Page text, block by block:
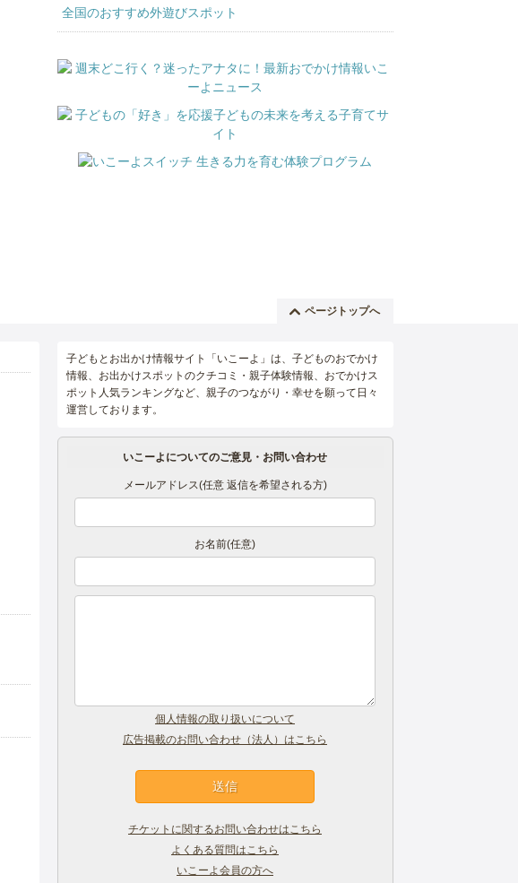
全国のおすすめ外遊びスポット
ページトップへ
子どもとお出かけ情報サイト「いこーよ」は、子どものおでかけ
情報、お出かけスポットのクチコミ・親子体験情報、おでかけス
ポット人気ランキングなど、親子のつながり・幸せを願って日々
運営しております。
いこーよについてのご意見・お問い合わせ
メールアドレス(任意 返信を希望される方)
お名前(任意)
個人情報の取り扱いについて
広告掲載のお問い合わせ（法人）はこちら
チケットに関するお問い合わせはこちら
よくある質問はこちら
いこーよ会員の方へ